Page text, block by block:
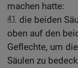
machen hatte:
41
die beiden
oben auf den
Geflechte, um
Säulen zu